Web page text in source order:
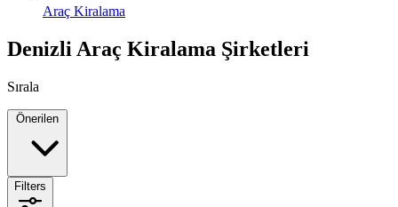
Araç Kiralama
Denizli Araç Kiralama Şirketleri
Sırala
Filters